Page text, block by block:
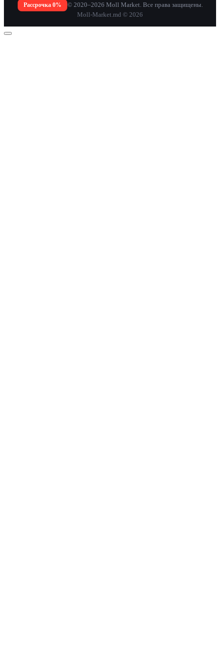
Рассрочка 0%
© 2020–2026 Moll Market. Все права защищены.
Moll-Market.md © 2026